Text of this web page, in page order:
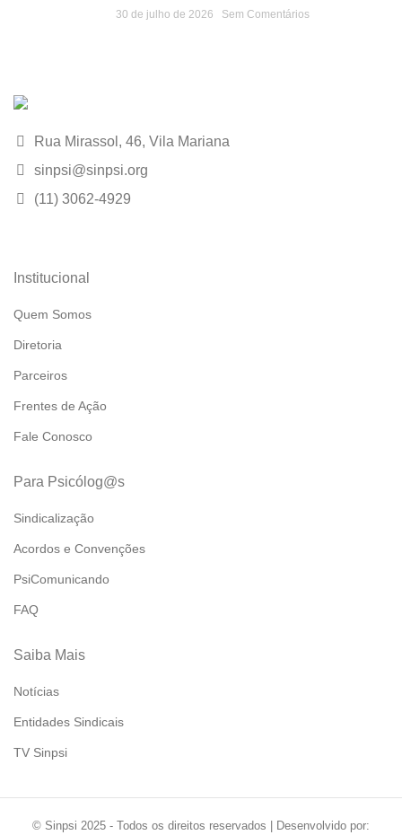
30 de julho de 2026 Sem Comentários
Rua Mirassol, 46, Vila Mariana
sinpsi@sinpsi.org
(11) 3062-4929
Institucional
Quem Somos
Diretoria
Parceiros
Frentes de Ação
Fale Conosco
Para Psicólog@s
Sindicalização
Acordos e Convenções
PsiComunicando
FAQ
Saiba Mais
Notícias
Entidades Sindicais
TV Sinpsi
© Sinpsi 2025 - Todos os direitos reservados | Desenvolvido por: